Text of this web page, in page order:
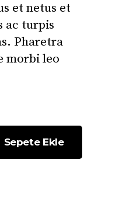
et netus et
ac turpis
Pharetra
morbi leo
Sepete Ekle